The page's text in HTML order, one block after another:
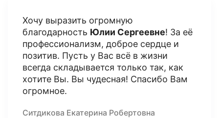
Хочу выразить огромную
благодарность Юлии Сергеевне! За её
профессионализм, доброе сердце и
позитив. Пусть у Вас всё в жизни
всегда складывается только так, как
хотите Вы. Вы чудесная! Спасибо Вам
огромное.
Ситдикова Екатерина Робертовна